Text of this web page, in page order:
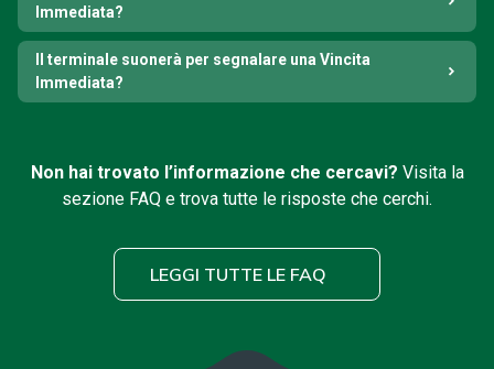
Immediata?
Il terminale suonerà per segnalare una Vincita
Immediata?
Non hai trovato l’informazione che cercavi? Visita la
sezione FAQ e trova tutte le risposte che cerchi.
LEGGI TUTTE LE FAQ